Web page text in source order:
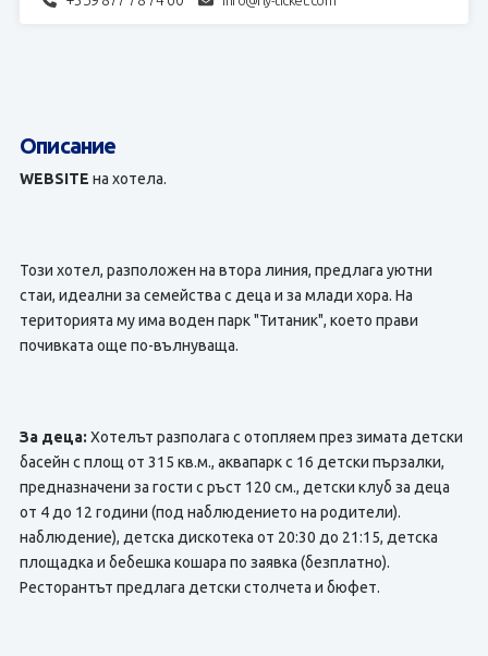
Описание
WEBSITE на хотела.
Този хотел, разположен на втора линия, предлага уютни
стаи, идеални за семейства с деца и за млади хора. На
територията му има воден парк "Титаник", което прави
почивката още по-вълнуваща.
За деца: Хотелът разполага с отопляем през зимата детски
басейн с площ от 315 кв.м., аквапарк с 16 детски пързалки,
предназначени за гости с ръст 120 см., детски клуб за деца
от 4 до 12 години (под наблюдението на родители).
наблюдение), детска дискотека от 20:30 до 21:15, детска
площадка и бебешка кошара по заявка (безплатно).
Ресторантът предлага детски столчета и бюфет.